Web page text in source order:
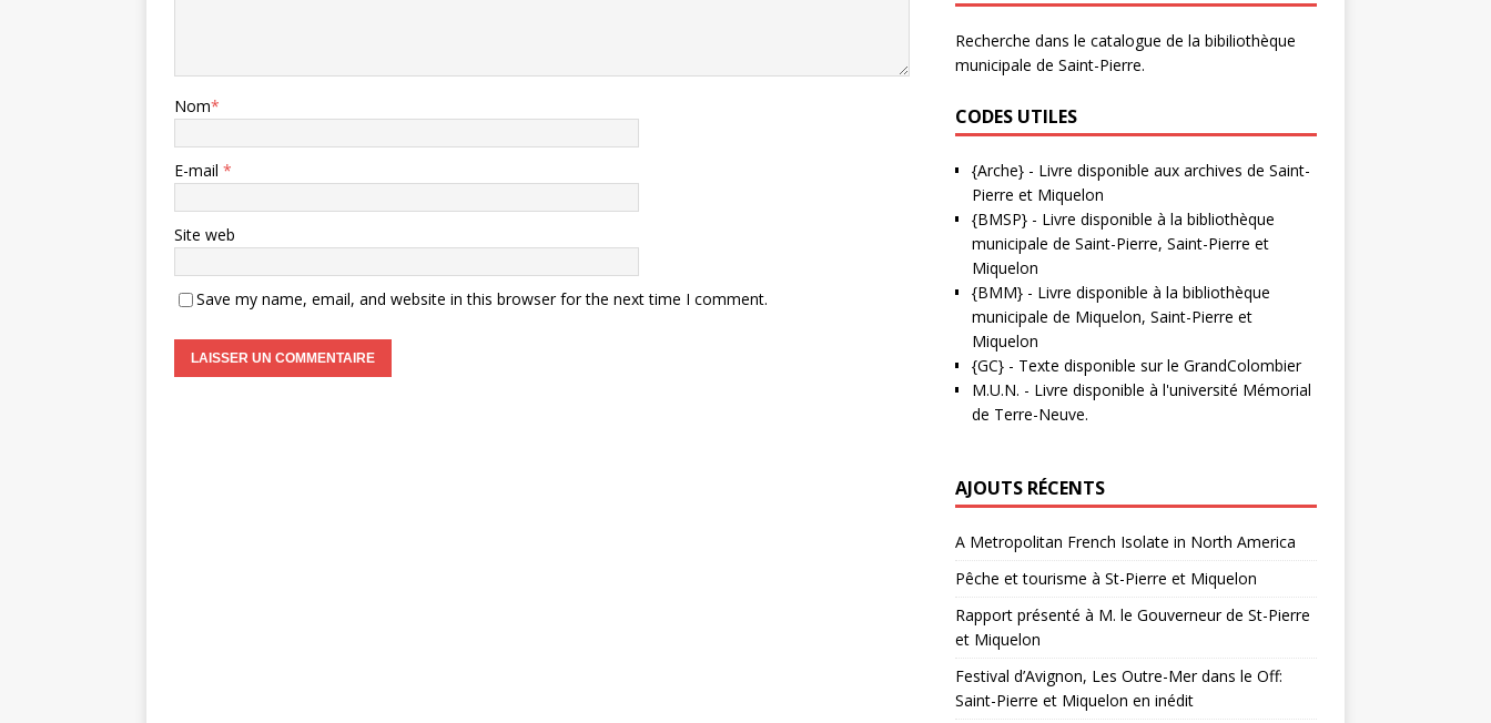
Nom*
E-mail *
Site web
Save my name, email, and website in this browser for the next time I comment.
Recherche dans le catalogue de la bibiliothèque
municipale de Saint-Pierre.
CODES UTILES
{Arche}- Livre disponible aux archives de Saint-
Pierre et Miquelon
{BMSP}- Livre disponible à la bibliothèque
municipale de Saint-Pierre, Saint-Pierre et
Miquelon
{BMM}- Livre disponible à la bibliothèque
municipale de Miquelon, Saint-Pierre et
Miquelon
{GC}- Texte disponible sur le GrandColombier
M.U.N. - Livre disponible à l'université Mémorial
de Terre-Neuve.
AJOUTS RÉCENTS
A Metropolitan French Isolate in North America
Pêche et tourisme à St-Pierre et Miquelon
Rapport présenté à M. le Gouverneur de St-Pierre
et Miquelon
Festival d’Avignon, Les Outre-Mer dans le Off:
Saint-Pierre et Miquelon en inédit